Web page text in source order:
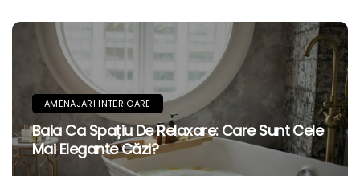
AMENAJARI INTERIOARE
Baia Ca Spațiu De Relaxare: Care Sunt Cele
Mai Elegante Căzi?